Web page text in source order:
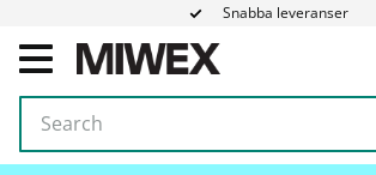
Menu
Snabba leveranser